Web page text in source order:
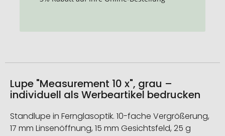
Lupe "Measurement 10 x", grau –
individuell als Werbeartikel bedrucken
Standlupe in Fernglasoptik. 10-fache Vergrößerung,
17 mm Linsenöffnung, 15 mm Gesichtsfeld, 25 g